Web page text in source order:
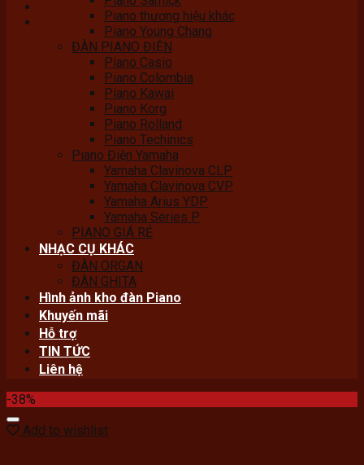
Piano thương hiệu khác
Piano Young Chang
ĐÀN PIANO ĐIỆN
Piano Casio
Piano Colombia
Piano Kawai
Piano Korg
Piano Rolland
Piano Techinics
Piano Điện Yamaha
Yamaha Clavinova CLP
Yamaha Clavinova CVP
Yamaha Arius YDP
Yamaha Series P
PIANO GIÁ RẺ
NHẠC CỤ KHÁC
ĐÀN ORGAN
ĐÀN GHITA
Hình ảnh kho đàn Piano
Khuyến mãi
Hỗ trợ
TIN TỨC
Liên hệ
-38%
Add to wishlist